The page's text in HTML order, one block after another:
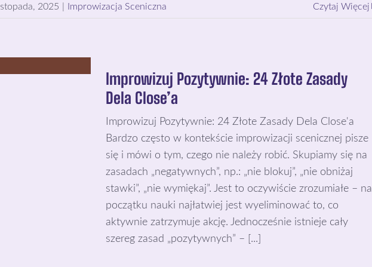
2025 Improwizacja Sceniczna Czytaj Więcej
Improwizuj Pozytywnie: 24 Złote Zasady
Dela Close’a
Improwizuj Pozytywnie: 24 Złote Zasady Dela Close'a
Bardzo często w kontekście improwizacji scenicznej pisze
się i mówi o tym, czego nie należy robić. Skupiamy się na
zasadach „negatywnych”, np.: „nie blokuj”, „nie obniżaj
stawki”, „nie wymiękaj”. Jest to oczywiście zrozumiałe – na
początku nauki najłatwiej jest wyeliminować to, co
aktywnie zatrzymuje akcję. Jednocześnie istnieje cały
szereg zasad „pozytywnych” – [...]